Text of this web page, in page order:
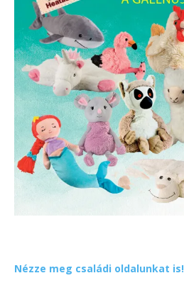
Nézze meg családi oldalunkat is!